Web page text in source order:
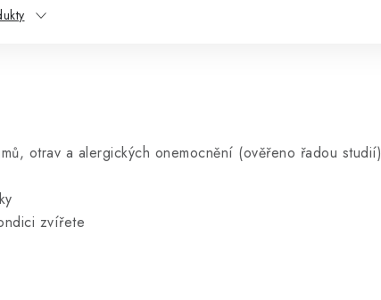
otrav a alergických onemocnění (ověřeno řadou studií)
zvířete